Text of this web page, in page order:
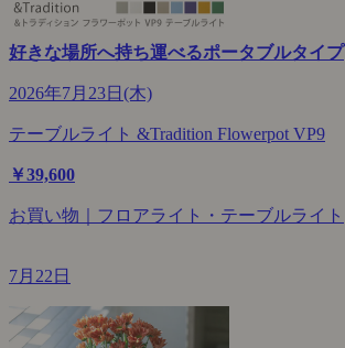
好きな場所へ持ち運べるポータブルタイプ
2026年7月23日(木)
テーブルライト &Tradition Flowerpot VP9
￥39,600
お買い物｜フロアライト・テーブルライト
7月22日